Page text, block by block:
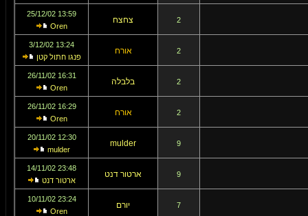
2 צחצח
13:59 25/12/02
Oren
2 אורח
13:24 3/12/02
פנגו חתול קטן
2 בלבלה
16:31 26/11/02
Oren
2 אורח
16:29 26/11/02
Oren
9
mulder
12:30 20/11/02
mulder
9 ארטור דנט
23:48 14/11/02
ארטור דנט
7 יורם
23:24 10/11/02
Oren